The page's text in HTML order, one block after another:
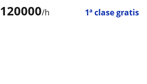
120000/h 1ª clase gratis